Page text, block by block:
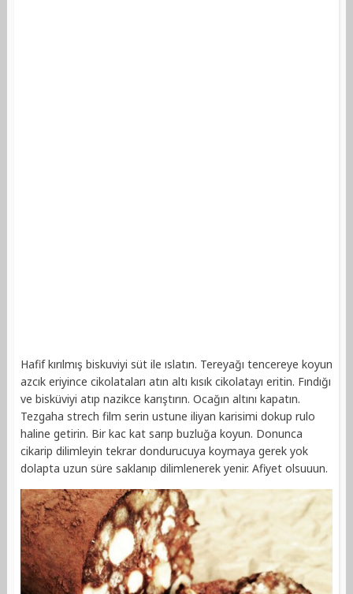
Hafif kırılmış biskuviyi süt ile ıslatın. Tereyağı tencereye koyun
azcık eriyince cikolataları atın altı kısık cikolatayı eritin. Fındığı
ve bisküviyi atıp nazikce karıştırın. Ocağın altını kapatın.
Tezgaha strech film serin ustune iliyan karisimi dokup rulo
haline getirin. Bir kac kat sarıp buzluğa koyun. Donunca
cikarip dilimleyin tekrar dondurucuya koymaya gerek yok
dolapta uzun süre saklanıp dilimlenerek yenir. Afiyet olsuuun.